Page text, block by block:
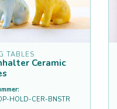
TABLES
Ceramic
HOLD-CER-BNSTR